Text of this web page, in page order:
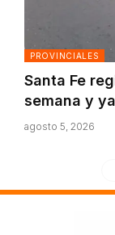
PROVINCIALES
Santa Fe
semana y
agosto 5, 2026